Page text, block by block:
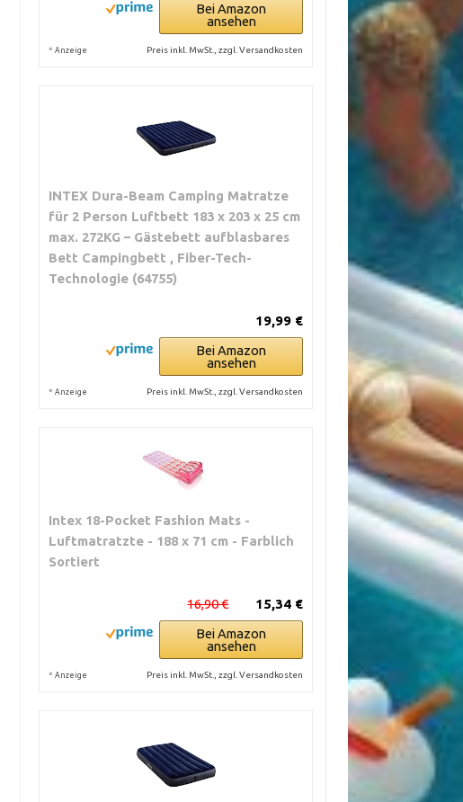
Bei Amazon
ansehen
* Anzeige Preis inkl. MwSt., zzgl. Versandkosten
INTEX Dura-Beam Camping Matratze
für 2 Person Luftbett 183 x 203 x 25 cm
max. 272KG – Gästebett aufblasbares
Bett Campingbett , Fiber-Tech-
Technologie (64755)
19,99 €
Bei Amazon
ansehen
* Anzeige Preis inkl. MwSt., zzgl. Versandkosten
Intex 18-Pocket Fashion Mats -
Luftmatratzte - 188 x 71 cm - Farblich
Sortiert
15,34 €
16,90 €
Bei Amazon
ansehen
* Anzeige Preis inkl. MwSt., zzgl. Versandkosten